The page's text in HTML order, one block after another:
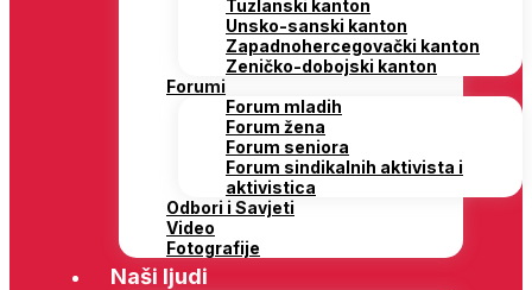
Tuzlanski kanton
Unsko-sanski kanton
Zapadnohercegovački kanton
Zeničko-dobojski kanton
Forumi
Forum mladih
Forum žena
Forum seniora
Forum sindikalnih aktivista i
aktivistica
Odbori i Savjeti
Video
Fotografije
Naši ljudi